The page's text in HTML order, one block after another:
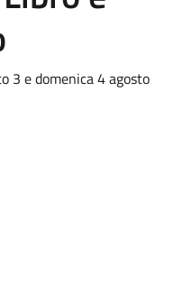
3 e domenica 4 agosto